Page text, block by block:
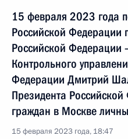
15 февраля 2023 года
Российской Федерации
Российской Федерации
Контрольного
Федерации Дмитрий
Президента
граждан в Москве
15 февраля 2023 года, 18:47